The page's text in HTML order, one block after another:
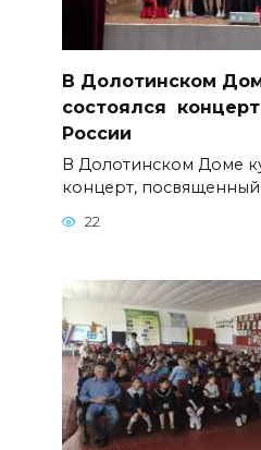
В Долотинском
состоялся
России
В Долотинском Доме
концерт, посвященный
22